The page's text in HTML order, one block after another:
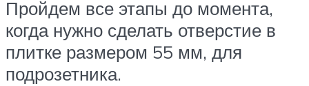
Пройдем все этапы до момента,
когда нужно сделать отверстие в
плитке размером 55 мм, для
подрозетника.